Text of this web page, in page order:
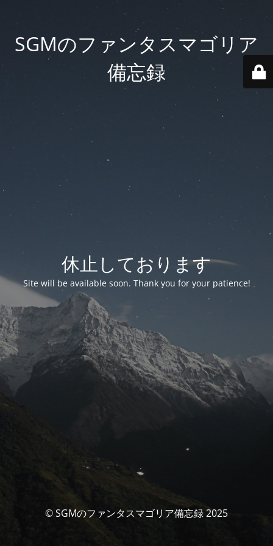
SGMのファンタスマゴリア
備忘録
休止しております
Site will be available soon. Thank you for your patience!
© SGMのファンタスマゴリア備忘録 2025